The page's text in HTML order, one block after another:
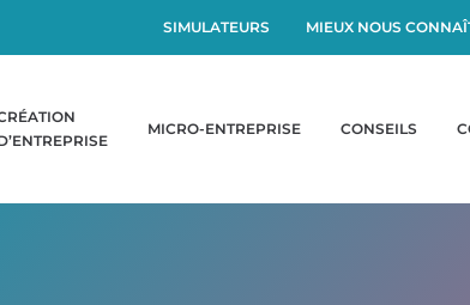
SIMULATEURS MIEUX NOUS
MICRO-ENTREPRISE CONSEILS